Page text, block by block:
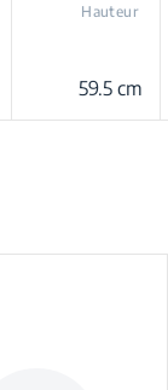
Hauteur
59.5 cm